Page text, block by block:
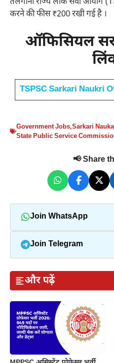
करने की फीस ₹200 रखी गई है ।
ऑफिसियल
TSPSC Sarkari Naukri
Government Jobs,Sarkari
State Public Service
📢 Share
Join WhatsApp
Join Telegram
और पढ़ें